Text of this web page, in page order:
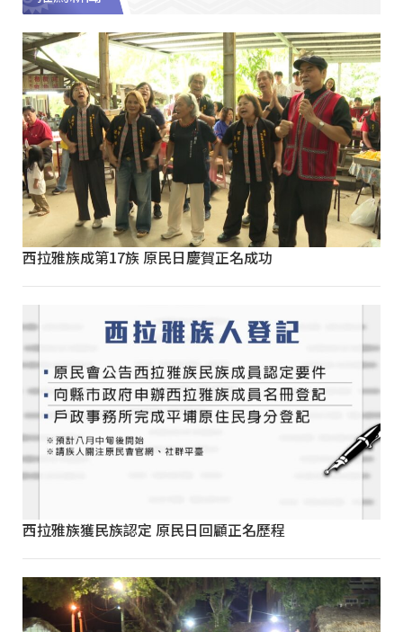
西拉雅族成第17族 原民日慶賀正名成功
西拉雅族獲民族認定 原民日回顧正名歷程